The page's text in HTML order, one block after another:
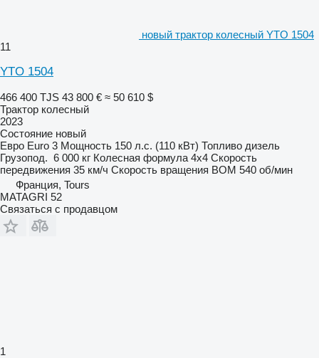
новый трактор колесный YTO 1504
11
YTO 1504
466 400 TJS 43 800 € ≈ 50 610 $
Трактор колесный
2023
Состояние новый
Евро Euro 3 Мощность 150 л.с. (110 кВт) Топливо дизель
Грузопод. 6 000 кг Колесная формула 4x4 Скорость
передвижения 35 км/ч Скорость вращения ВОМ 540 об/мин
Франция, Tours
MATAGRI 52
Связаться с продавцом
1